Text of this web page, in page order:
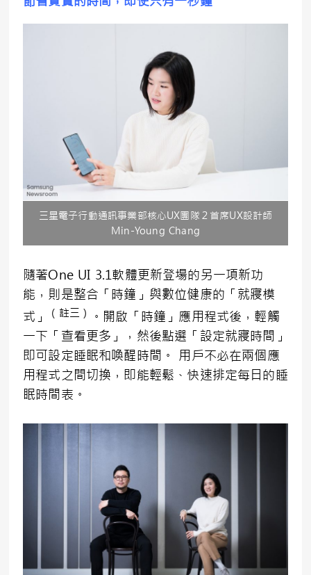
三星電子行動通訊事業部核心UX團隊２首席UX設計師
Min-Young Chang
隨著One UI 3.1軟體更新登場的另一項新功
能，則是整合「時鐘」與數位健康的「就寢模
式」
（註三）
。開啟「時鐘」應用程式後，輕觸
一下「查看更多」，然後點選「設定就寢時間」
即可設定睡眠和喚醒時間。 用戶不必在兩個應
用程式之間切換，即能輕鬆、快速排定每日的睡
眠時間表。